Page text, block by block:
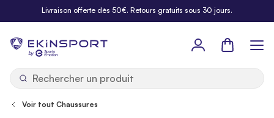
Allez au contenuLivraison offerte dès 50€. Retours gratuits sous 30 jours.
by
Panier
Voir tout Chaussures